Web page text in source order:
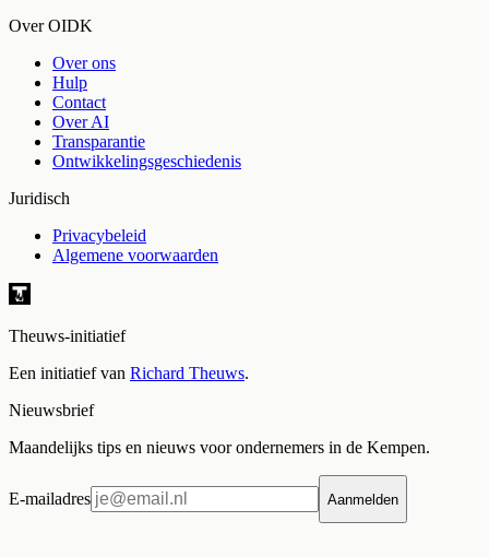
Over OIDK
Over ons
Hulp
Contact
Over AI
Transparantie
Ontwikkelingsgeschiedenis
Juridisch
Privacybeleid
Algemene voorwaarden
Theuws-initiatief
Een initiatief van Richard Theuws.
Nieuwsbrief
Maandelijks tips en nieuws voor ondernemers in de Kempen.
E-mailadres Aanmelden